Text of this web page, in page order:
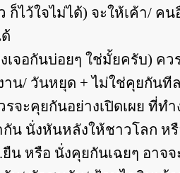
ก็ไว้ใจไม่ได้) จะให้เค้า/ ค
งเจอกันบ่อยๆ ใช่มั้ยครับ)
าน/ วันหยุด + ไม่ใช่คุยกัน
วรจะคุยกันอย่างเปิดเผย ที่
กัน นั่งหันหลังให้ชาวโลก ห
ยืน หรือ นั่งคุยกันเฉยๆ อา